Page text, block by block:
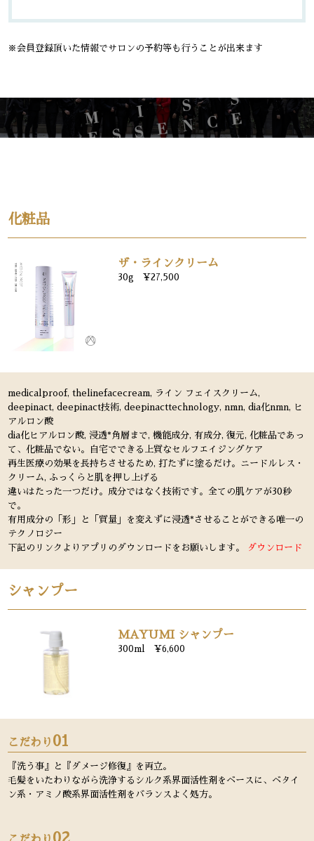
※会員登録頂いた情報でサロンの予約等も行うことが出来ます
化粧品
ザ・ラインクリーム
30g ¥27,500
medicalproof, thelinefacecream, ライン フェイスクリーム,
deepinact, deepinact技術, deepinacttechnology, nmn, dia化nmn, ヒ
アルロン酸
dia化ヒアルロン酸, 浸透*角層まで, 機能成分, 有成分, 復元, 化粧品であっ
て、化粧品でない。自宅でできる上質なセルフエイジングケア
再生医療の効果を長持ちさせるため, 打たずに塗るだけ。ニードルレス・
クリーム, ふっくらと肌を押し上げる
違いはたった一つだけ。成分ではなく技術です。全ての肌ケアが30秒
で。
有用成分の「形」と「質量」を変えずに浸透*させることができる唯一の
テクノロジー
下記のリンクよりアプリのダウンロードをお願いします。
ダウンロード
シャンプー
MAYUMI シャンプー
300ml ¥6,600
こだわり 01
『洗う事』と『ダメージ修復』を両立。
毛髪をいたわりながら洗浄するシルク系界面活性剤をベースに、ベタイ
ン系・アミノ酸系界面活性剤をバランスよく処方。